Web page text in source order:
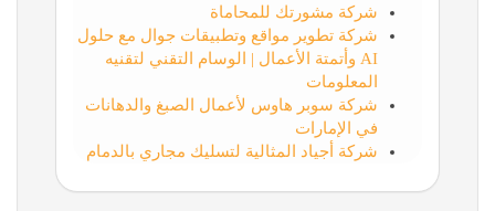
شركة مشورتك للمحاماة
شركة تطوير مواقع وتطبيقات جوال مع حلول
AI وأتمتة الأعمال | الوسام التقني لتقنيه
المعلومات
شركة سوبر هاوس لأعمال الصبغ والدهانات
في الإمارات
شركة أجياد المثالية لتسليك مجاري بالدمام